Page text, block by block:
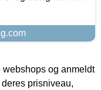
og anmeldt
prisniveau,